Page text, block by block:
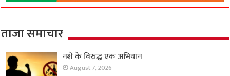
ताजा समाचार
नशे के विरुद्ध एक अभियान
August 7, 2026